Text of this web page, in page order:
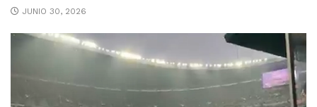
JUNIO 30, 2026